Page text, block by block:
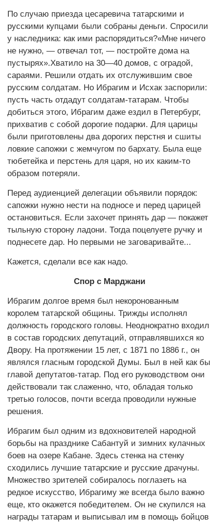
По случаю приезда цесаревича татарскими и
русскими купцами были собраны деньги. Спросили
у наследника: как ими распорядиться?«Мне ничего
не нужно, — отвечал тот, — постройте дома на
пустырях».Хватило на 30—40 домов, с оградой,
сараями. Решили отдать их отслужившим свое
русским солдатам. Но Ибрагим и Исхак заспорили:
пусть часть отдадут солдатам-татарам. Чтобы
добиться этого, Ибрагим даже ездил в Петербург,
прихватив с собой дорогие подарки. Для царицы
были приготовлены два дорогих перстня и сшиты
ловкие сапожки с жемчугом по бархату. Была еще
тюбетейка и перстень для царя, но их каким-то
образом потеряли.
Перед аудиенцией делегации объявили порядок:
сапожки нужно нести на подносе и перед царицей
остановиться. Если захочет принять дар — покажет
тыльную сторону ладони. Тогда поцелуете ручку и
поднесете дар. Но первыми не заговаривайте...
Кажется, сделали все как надо.
Спор с Марджани
Ибрагим долгое время был некоронованным
королем татарской общины. Трижды исполнял
должность городского головы. Неоднократно входил
в состав городских депутаций, отправлявшихся ко
Двору. На протяжении 15 лет, с 1871 по 1886 г., он
являлся гласным городской Думы. Был в ней как бы
главой депутатов-татар. Под его руководством они
действовали так слаженно, что, обладая только
третью голосов, почти всегда проводили нужные
решения.
Ибрагим был одним из вдохновителей народной
борьбы на празднике Сабантуй и зимних кулачных
боев на озере Кабане. Здесь стенка на стенку
сходились лучшие татарские и русские драчуны.
Множество зрителей собиралось поглазеть на
редкое искусство, Ибрагиму же всегда было важно
еще, кто окажется победителем. Он не скупился на
награды татарам и выписывал им в помощь бойцов